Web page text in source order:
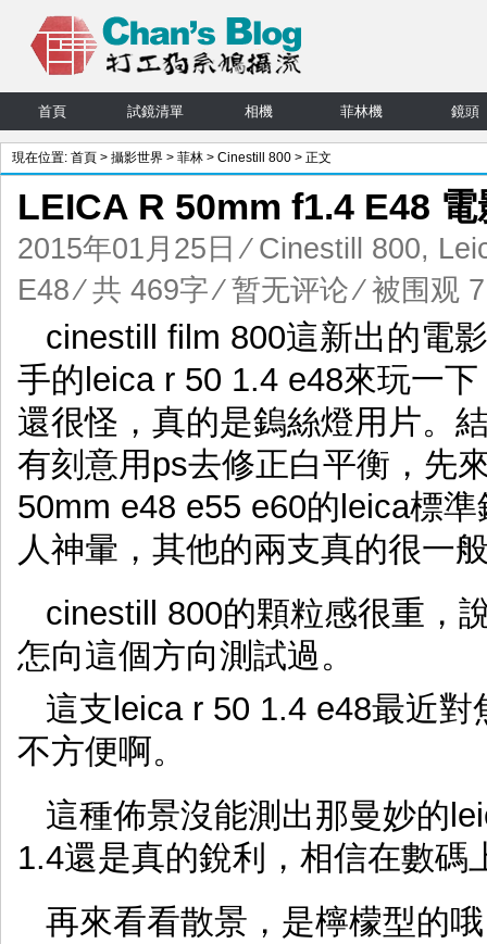
首頁 試鏡清單 相機 菲林機 鏡頭
現在位置: 首頁 > 攝影世界 > 菲林 > Cinestill 800 > 正文
LEICA R 50mm f1.4 E48
2015年01月25日 ⁄ Cinestill 800,
E48⁄ 共 469字⁄暂无评论⁄ 被围观
cinestill film 800這新出的電
手的leica r 50 1.4 e48來玩一
還很怪，真的是鎢絲燈用片。
有刻意用ps去修正白平衡，先
50mm e48 e55 e60的leica標
人神暈，其他的兩支真的很一
cinestill 800的顆粒感很重，
怎向這個方向測試過。
這支leica r 50 1.4 e48最近
不方便啊。
這種佈景沒能測出那曼妙的
1.4還是真的銳利，相信在數碼
再來看看散景，是檸檬型的